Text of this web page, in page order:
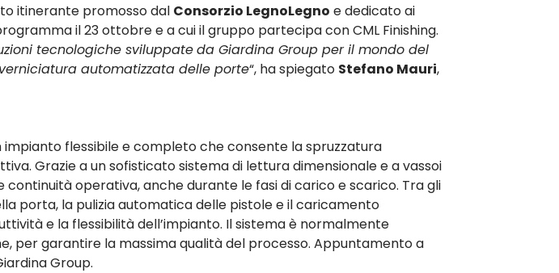
itinerante promosso dal Consorzio LegnoLegno e dedicato ai
il 23 ottobre e a cui il gruppo partecipa con CML Finishing.
tecnologiche sviluppateda Giardina Group per il mondo del
automatizzata delle porte“, ha spiegato Stefano Mauri,
impianto flessibile e completo che consente la spruzzatura
Grazie a un sofisticato sistema di lettura dimensionale e a vassoi
continuità operativa, anche durante le fasi di carico e scarico. Tra gli
porta, la pulizia automatica delle pistole e il caricamento
e la flessibilità dell’impianto. Il sistema è normalmente
per garantire la massima qualità del processo. Appuntamento a
Group.